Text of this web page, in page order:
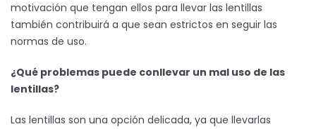
motivación que tengan ellos para llevar las lentillas
también contribuirá a que sean estrictos en seguir las
normas de uso.
¿Qué problemas puede conllevar un mal uso de las
lentillas?
Las lentillas son una opción delicada, ya que llevarlas